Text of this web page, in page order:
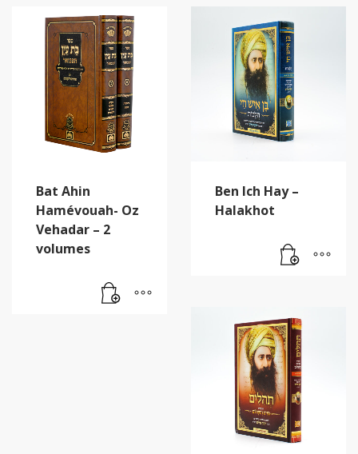
Bat Ahin
Hamévouah- Oz
Vehadar – 2
volumes
Ben Ich Hay –
Halakhot